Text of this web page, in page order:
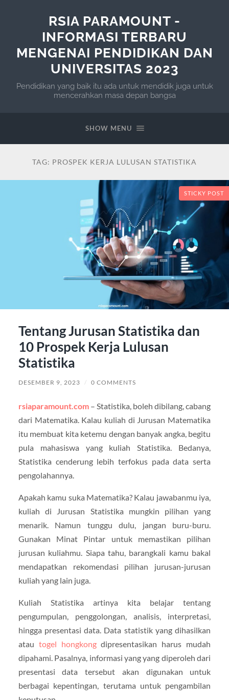
RSIA PARAMOUNT -
INFORMASI TERBARU
MENGENAI PENDIDIKAN DAN
UNIVERSITAS 2023
Pendidikan yang baik itu ada untuk mendidik juga untuk
mencerahkan masa depan bangsa
SHOW MENU
TAG: PROSPEK KERJA LULUSAN STATISTIKA
STICKY POST
Tentang Jurusan Statistika dan
10 Prospek Kerja Lulusan
Statistika
DESEMBER 9, 2023 / 0 COMMENTS
rsiaparamount.com – Statistika, boleh dibilang, cabang
dari Matematika. Kalau kuliah di Jurusan Matematika
itu membuat kita ketemu dengan banyak angka, begitu
pula mahasiswa yang kuliah Statistika. Bedanya,
Statistika cenderung lebih terfokus pada data serta
pengolahannya.
Apakah kamu suka Matematika? Kalau jawabanmu iya,
kuliah di Jurusan Statistika mungkin pilihan yang
menarik. Namun tunggu dulu, jangan buru-buru.
Gunakan Minat Pintar untuk memastikan pilihan
jurusan kuliahmu. Siapa tahu, barangkali kamu bakal
mendapatkan rekomendasi pilihan jurusan-jurusan
kuliah yang lain juga.
Kuliah Statistika artinya kita belajar tentang
pengumpulan, penggolongan, analisis, interpretasi,
hingga presentasi data. Data statistik yang dihasilkan
atau togel hongkongdipresentasikan harus mudah
dipahami. Pasalnya, informasi yang yang diperoleh dari
presentasi data tersebut akan digunakan untuk
berbagai kepentingan, terutama untuk pengambilan